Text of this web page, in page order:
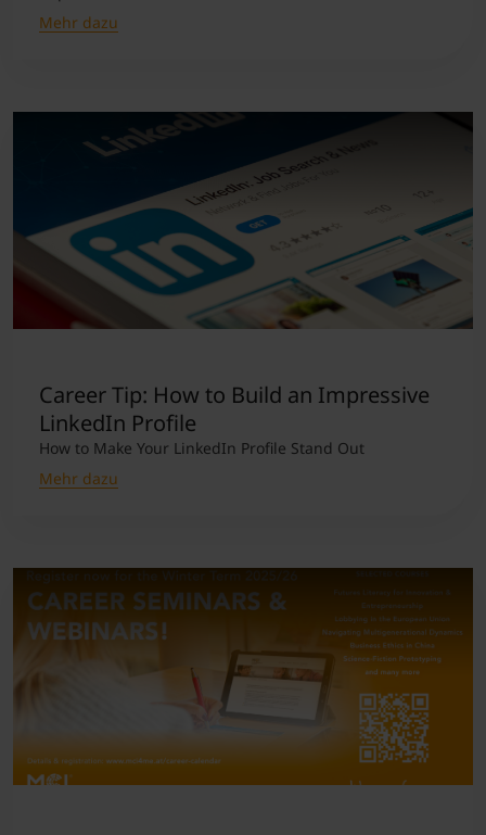
Mehr dazu
Career Tip: How to Build an Impressive
LinkedIn Profile
How to Make Your LinkedIn Profile Stand Out
Mehr dazu